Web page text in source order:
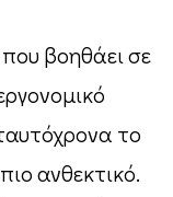
βοηθάει σε
το
ανθεκτικό.